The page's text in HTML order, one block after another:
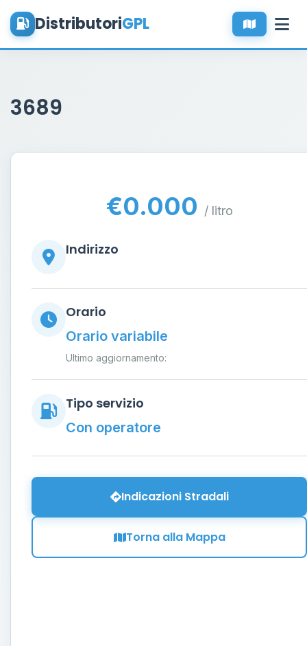
DistributoriGPL
3689
€0.000 / litro
Indirizzo
Orario
Orario variabile
Ultimo aggiornamento:
Tipo servizio
Con operatore
Indicazioni Stradali
Torna alla Mappa